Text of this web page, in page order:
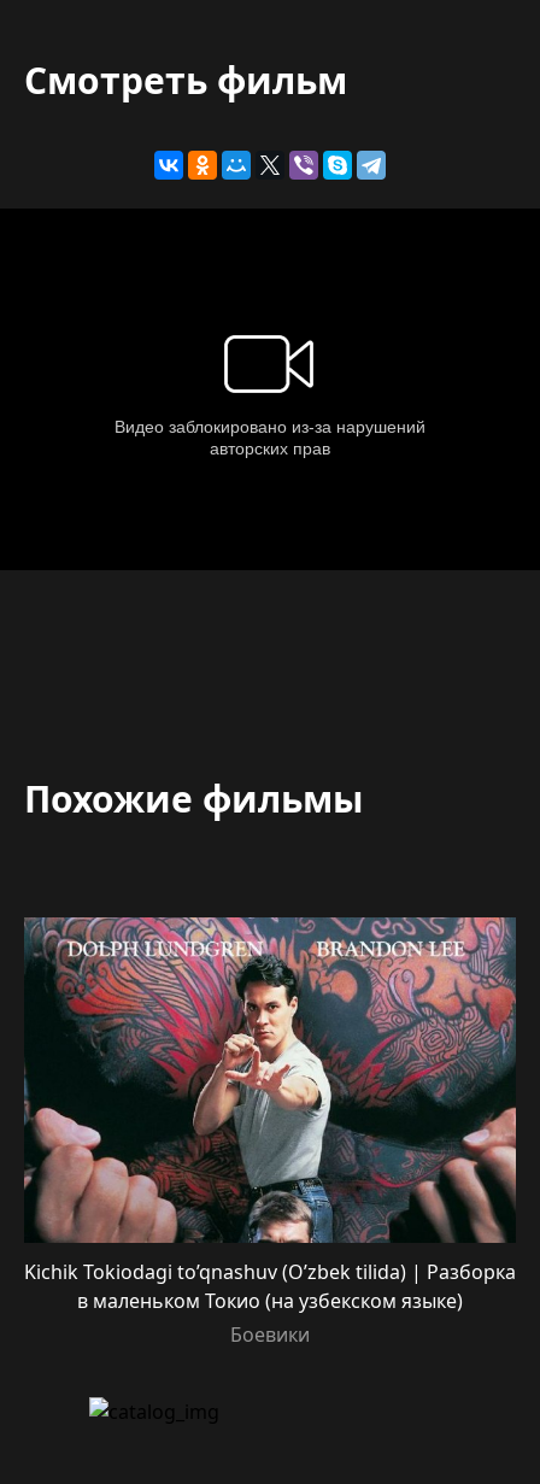
Смотреть фильм
Похожие фильмы
Kichik Tokiodagi to’qnashuv (O’zbek tilida) | Разборка
в маленьком Токио (на узбекском языке)
Боевики